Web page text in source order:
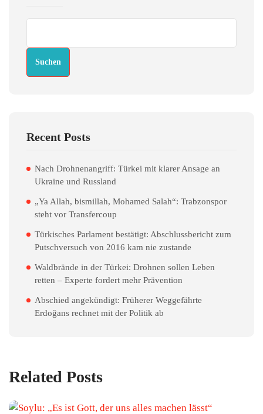
Suchen
Recent Posts
Nach Drohnenangriff: Türkei mit klarer Ansage an
Ukraine und Russland
„Ya Allah, bismillah, Mohamed Salah“: Trabzonspor
steht vor Transfercoup
Türkisches Parlament bestätigt: Abschlussbericht zum
Putschversuch von 2016 kam nie zustande
Waldbrände in der Türkei: Drohnen sollen Leben
retten – Experte fordert mehr Prävention
Abschied angekündigt: Früherer Weggefährte
Erdoğans rechnet mit der Politik ab
Related Posts